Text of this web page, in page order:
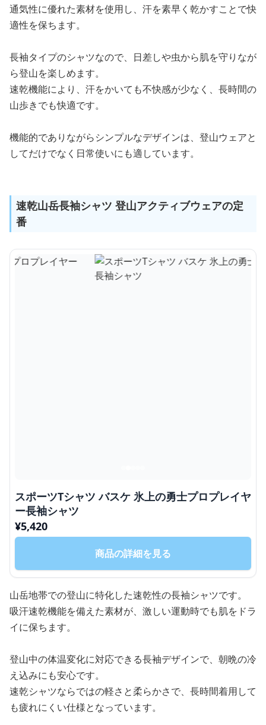
通気性に優れた素材を使用し、汗を素早く乾かすことで快
適性を保ちます。
長袖タイプのシャツなので、日差しや虫から肌を守りなが
ら登山を楽しめます。
速乾機能により、汗をかいても不快感が少なく、長時間の
山歩きでも快適です。
機能的でありながらシンプルなデザインは、登山ウェアと
してだけでなく日常使いにも適しています。
速乾山岳長袖シャツ 登山アクティブウェアの定
番
スポーツTシャツ バスケ 氷上の勇士プロプレイヤ
ー長袖シャツ
¥5,420
商品の詳細を見る
山岳地帯での登山に特化した速乾性の長袖シャツです。
吸汗速乾機能を備えた素材が、激しい運動時でも肌をドラ
イに保ちます。
登山中の体温変化に対応できる長袖デザインで、朝晩の冷
え込みにも安心です。
速乾シャツならではの軽さと柔らかさで、長時間着用して
も疲れにくい仕様となっています。